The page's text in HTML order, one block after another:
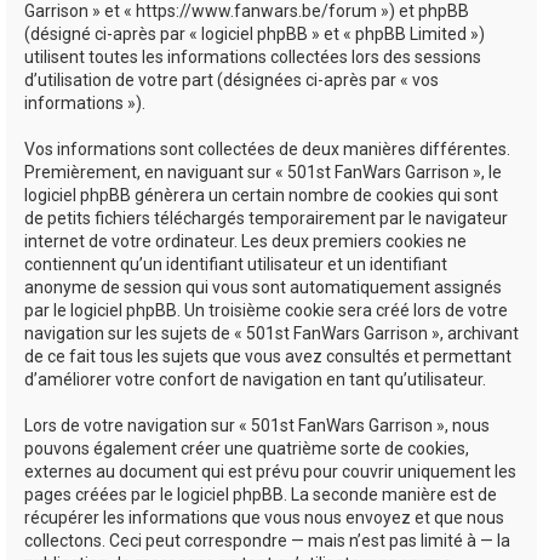
Garrison » et « https://www.fanwars.be/forum ») et phpBB
(désigné ci-après par « logiciel phpBB » et « phpBB Limited »)
utilisent toutes les informations collectées lors des sessions
d’utilisation de votre part (désignées ci-après par « vos
informations »).
Vos informations sont collectées de deux manières différentes.
Premièrement, en naviguant sur « 501st FanWars Garrison », le
logiciel phpBB génèrera un certain nombre de cookies qui sont
de petits fichiers téléchargés temporairement par le navigateur
internet de votre ordinateur. Les deux premiers cookies ne
contiennent qu’un identifiant utilisateur et un identifiant
anonyme de session qui vous sont automatiquement assignés
par le logiciel phpBB. Un troisième cookie sera créé lors de votre
navigation sur les sujets de « 501st FanWars Garrison », archivant
de ce fait tous les sujets que vous avez consultés et permettant
d’améliorer votre confort de navigation en tant qu’utilisateur.
Lors de votre navigation sur « 501st FanWars Garrison », nous
pouvons également créer une quatrième sorte de cookies,
externes au document qui est prévu pour couvrir uniquement les
pages créées par le logiciel phpBB. La seconde manière est de
récupérer les informations que vous nous envoyez et que nous
collectons. Ceci peut correspondre — mais n’est pas limité à — la